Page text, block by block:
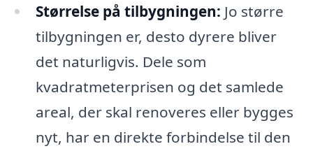
Størrelse på tilbygningen: Jo større
tilbygningen er, desto dyrere bliver
det naturligvis. Dele som
kvadratmeterprisen og det samlede
areal, der skal renoveres eller bygges
nyt, har en direkte forbindelse til den